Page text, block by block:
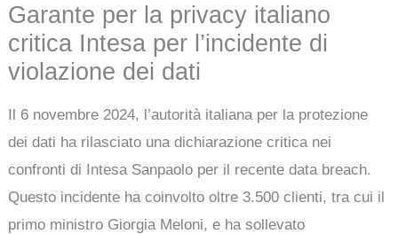
Garante per la privacy italiano
critica Intesa per l’incidente di
violazione dei dati
Il 6 novembre 2024, l’autorità italiana per la protezione
dei dati ha rilasciato una dichiarazione critica nei
confronti di Intesa Sanpaolo per il recente data breach.
Questo incidente ha coinvolto oltre 3.500 clienti, tra cui il
primo ministro Giorgia Meloni, e ha sollevato